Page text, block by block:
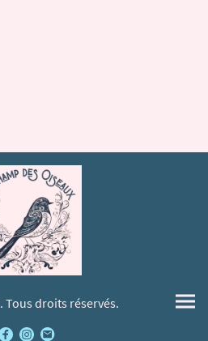
droits réservés.